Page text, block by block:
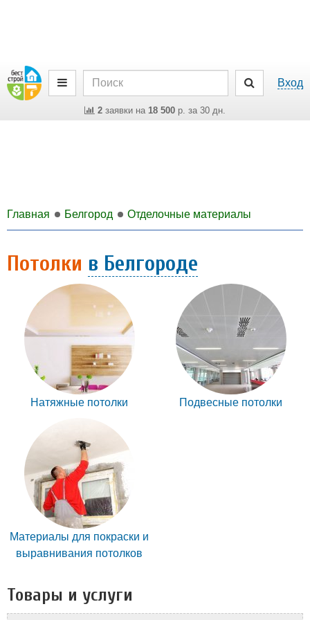
Вход
2 заявки на 18 500 р. за 30 дн.
Главная Белгород Отделочные материалы
Потолки в Белгороде
Натяжные потолки Подвесные потолки
Материалы для покраски и
выравнивания потолков
Товары и услуги